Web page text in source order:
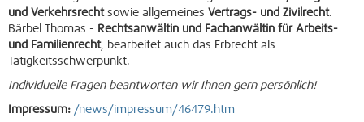
und Verkehrsrechtsowie allgemeines Vertrags- und Zivilrecht.
Bärbel Thomas - Rechtsanwältin und Fachanwältin für Arbeits-
und Familienrecht, bearbeitet auch das Erbrecht als
Tätigkeitsschwerpunkt.
Individuelle Fragen beantworten wir Ihnen gern persönlich!
Impressum: /news/impressum/46479.htm